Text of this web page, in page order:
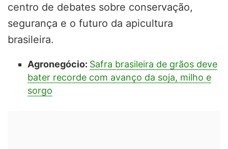
centro de debates sobre conservação,
segurança e o futuro da apicultura
brasileira.
Agronegócio: Safra brasileira de grãos deve
bater recorde com avanço da soja, milho e
sorgo